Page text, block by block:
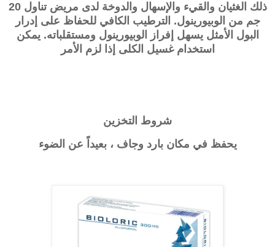
ذلك الغثيان والقيء والإسهال والدوخة لدى مريض تناول 20
جم من الوبيورينول. الترطيب الكافي للحفاظ على إدرار
البول الأمثل يسهل إفراز الوبيورينول ومستقلباته. يمكن
استخدام غسيل الكلى إذا لزم الأمر
شروط التخزين
يحفظ في مكان بارد وجاف ، بعيداً عن الضوء